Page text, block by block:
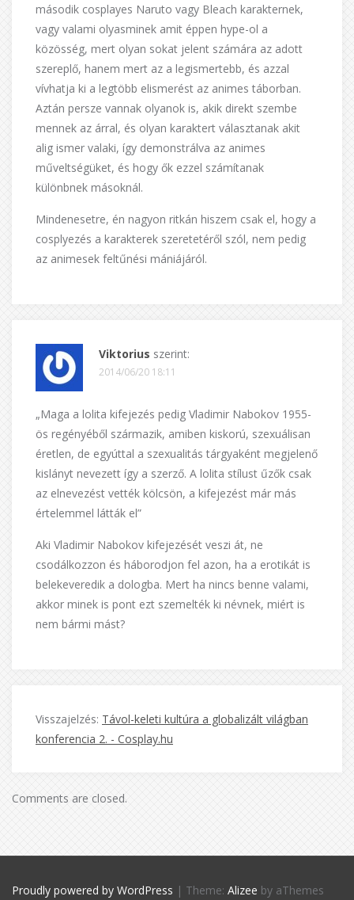
második cosplayes Naruto vagy Bleach karakternek,
vagy valami olyasminek amit éppen hype-ol a
közösség, mert olyan sokat jelent számára az adott
szereplő, hanem mert az a legismertebb, és azzal
vívhatja ki a legtöbb elismerést az animes táborban.
Aztán persze vannak olyanok is, akik direkt szembe
mennek az árral, és olyan karaktert választanak akit
alig ismer valaki, így demonstrálva az animes
műveltségüket, és hogy ők ezzel számítanak
különbnek másoknál.
Mindenesetre, én nagyon ritkán hiszem csak el, hogy a
cosplyezés a karakterek szeretetéről szól, nem pedig
az animesek feltűnési mániájáról.
Viktorius szerint:
2014/06/20 18:11
„Maga a lolita kifejezés pedig Vladimir Nabokov 1955-
ös regényéből származik, amiben kiskorú, szexuálisan
éretlen, de egyúttal a szexualitás tárgyaként megjelenő
kislányt nevezett így a szerző. A lolita stílust űzők csak
az elnevezést vették kölcsön, a kifejezést már más
értelemmel látták el”
Aki Vladimir Nabokov kifejezését veszi át, ne
csodálkozzon és háborodjon fel azon, ha a erotikát is
belekeveredik a dologba. Mert ha nincs benne valami,
akkor minek is pont ezt szemelték ki névnek, miért is
nem bármi mást?
Visszajelzés: Távol-keleti kultúra a globalizált világban
konferencia 2. - Cosplay.hu
Comments are closed.
Proudly powered by WordPress | Theme: Alizee by aThemes